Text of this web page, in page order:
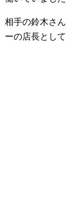
相手の鈴木さ
ーの店長とし